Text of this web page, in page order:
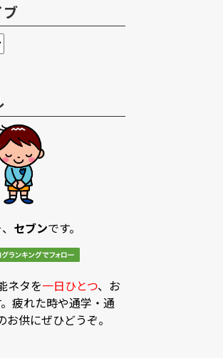
セブンです。
ネタを一日ひとつ、お
疲れた時や通学・通
供にぜひどうぞ。